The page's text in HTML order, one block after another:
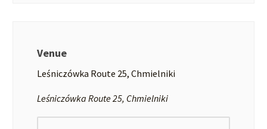
Venue
Leśniczówka Route 25, Chmielniki
Leśniczówka Route 25, Chmielniki